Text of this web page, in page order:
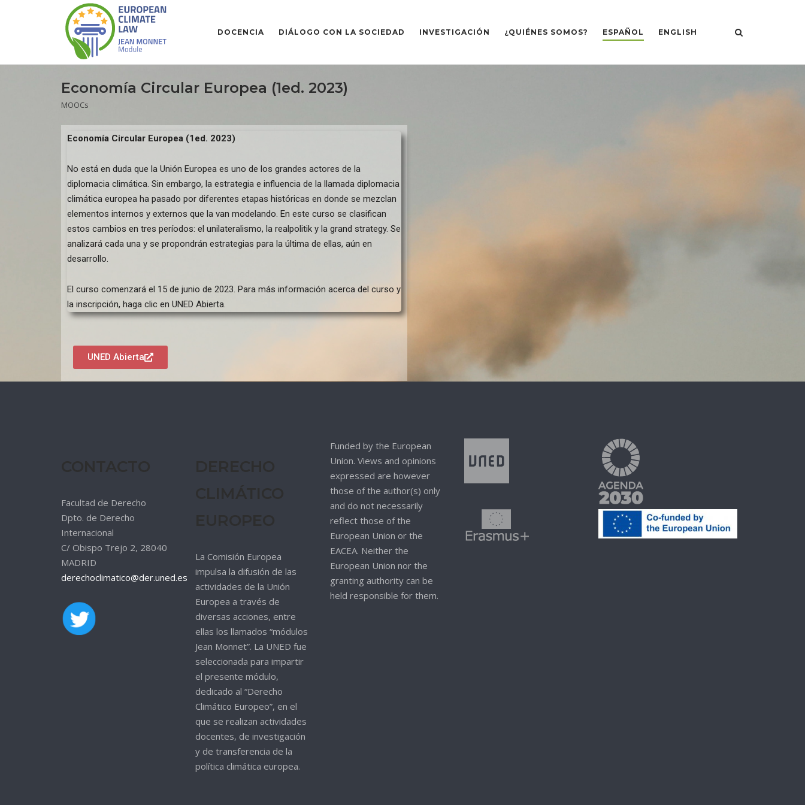
DOCENCIA DIÁLOGO CON LA SOCIEDAD INVESTIGACIÓN ¿QUIÉNES SOMOS? ESPAÑOL ENGLISH
Economía Circular Europea (1ed. 2023)
MOOCs
Economía Circular Europea (1ed. 2023)
No está en duda que la Unión Europea es uno de los grandes actores de la
diplomacia climática. Sin embargo, la estrategia e influencia de la llamada diplomacia
climática europea ha pasado por diferentes etapas históricas en donde se mezclan
elementos internos y externos que la van modelando. En este curso se clasifican
estos cambios en tres períodos: el unilateralismo, la realpolitik y la grand strategy. Se
analizará cada una y se propondrán estrategias para la última de ellas, aún en
desarrollo.
El curso comenzará el 15 de junio de 2023. Para más información acerca del curso y
la inscripción, haga clic en UNED Abierta.
UNED Abierta
Facultad de Derecho
Dpto. de Derecho
Internacional
C/ Obispo Trejo 2, 28040
MADRID
derechoclimatico@der.uned.es
La Comisión Europea
impulsa la difusión de las
actividades de la Unión
Europea a través de
diversas acciones, entre
ellas los llamados “módulos
Jean Monnet”. La UNED fue
seleccionada para impartir
el presente módulo,
dedicado al “Derecho
Climático Europeo”, en el
que se realizan actividades
docentes, de investigación
y de transferencia de la
política climática europea.
Funded by the European
Union. Views and opinions
expressed are however
those of the author(s) only
and do not necessarily
reflect those of the
European Union or the
EACEA. Neither the
European Union nor the
granting authority can be
held responsible for them.